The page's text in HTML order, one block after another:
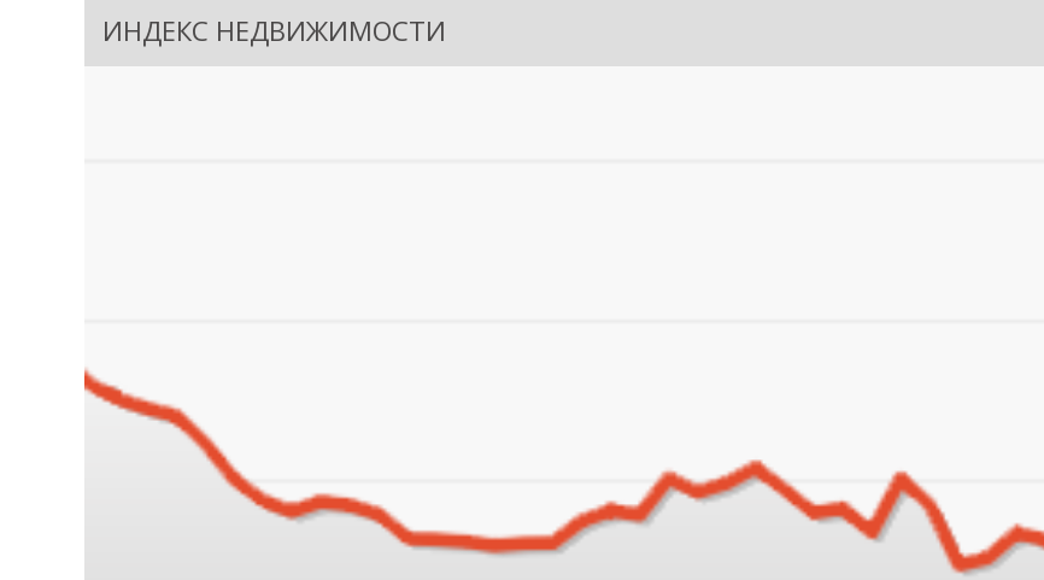
ИНДЕКС НЕДВИЖИМОСТИ